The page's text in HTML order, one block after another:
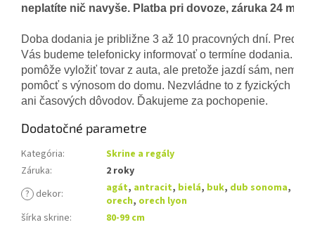
neplatíte nič navyše. Platba pri dovoze, záruka 24
Doba dodania je približne 3 až 10 pracovných dní. Pred
Vás budeme telefonicky informovať o termíne dodania.
pomôže vyložiť tovar z auta, ale pretože jazdí sám,
pomôcť s výnosom do domu. Nezvládne to z fyzických
ani časových dôvodov. Ďakujeme za pochopenie.
Dodatočné parametre
Kategória:
Skrine a regály
Záruka:
2 roky
? dekor: agát, antracit, bielá, buk, dub sonoma,
orech, orech lyon
šírka skrine:
80-99 cm